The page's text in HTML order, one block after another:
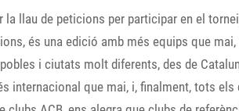
la llau de peticions per participar en el
és una edició amb més equips que
i ciutats molt diferents, des de
internacional que mai, i, finalment, tots